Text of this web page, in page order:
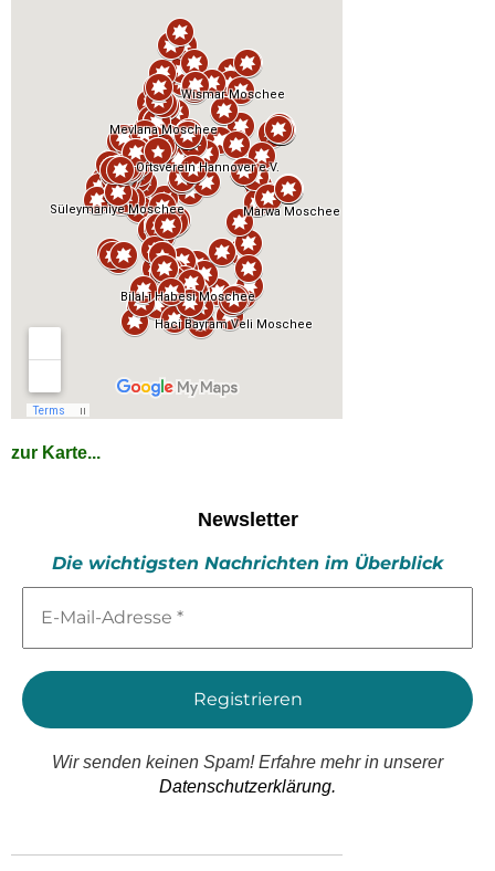
zur Karte...
Newsletter
Die wichtigsten Nachrichten im Überblick
Mail-
*
Wir senden keinen Spam! Erfahre mehr in unserer
Datenschutzerklärung.